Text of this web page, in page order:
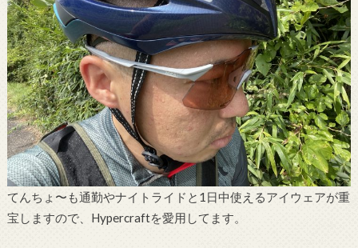
てんちょ〜も通勤やナイトライドと1日中使えるアイウェアが重
宝しますので、Hypercraftを愛用してます。